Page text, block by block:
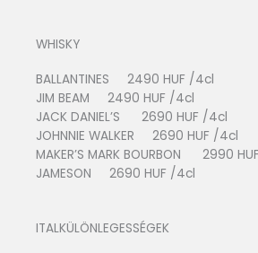
WHISKY
BALLANTINES 2490 HUF /4cl
JIM BEAM 2490 HUF /4cl
JACK DANIEL’S 2690 HUF /4cl
JOHNNIE WALKER 2690 HUF /4cl
MAKER’S MARK BOURBON 2990
JAMESON 2690 HUF /4cl
ITALKÜLÖNLEGESSÉGEK